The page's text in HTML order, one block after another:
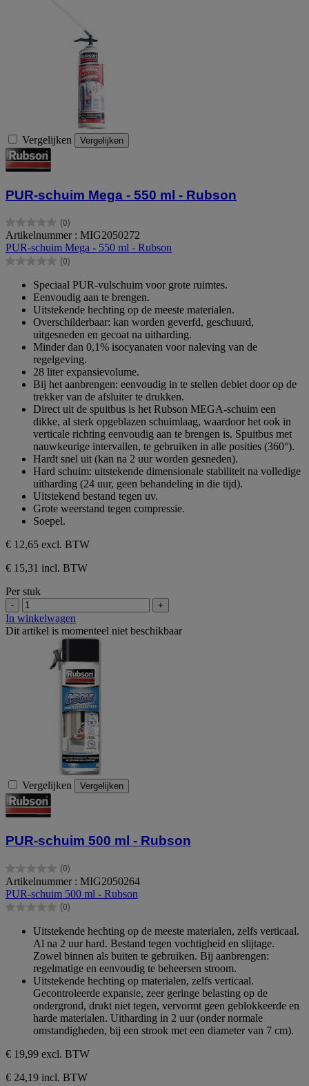
Vergelijken Vergelijken
PUR-schuim Mega - 550 ml - Rubson
(0)
0.0
van
de
5
Artikelnummer : MIG2050272
PUR-schuim Mega - 550 ml - Rubson
(0)
0.0
sterren.
Speciaal PUR-vulschuim voor grote ruimtes.
Eenvoudig aan te brengen.
Uitstekende hechting op de meeste materialen.
Overschilderbaar: kan worden geverfd, geschuurd,
uitgesneden en gecoat na uitharding.
Minder dan 0,1% isocyanaten voor naleving van de
regelgeving.
28 liter expansievolume.
Bij het aanbrengen: eenvoudig in te stellen debiet door op de
trekker van de afsluiter te drukken.
Direct uit de spuitbus is het Rubson MEGA-schuim een
dikke, al sterk opgeblazen schuimlaag, waardoor het ook in
verticale richting eenvoudig aan te brengen is. Spuitbus met
nauwkeurige intervallen, te gebruiken in alle posities (360°).
Hardt snel uit (kan na 2 uur worden gesneden).
Hard schuim: uitstekende dimensionale stabiliteit na volledige
uitharding (24 uur, geen behandeling in die tijd).
Uitstekend bestand tegen uv.
Grote weerstand tegen compressie.
Soepel.
€ 12,65 excl. BTW
€ 15,31 incl. BTW
Per stuk
- +
In winkelwagen
Dit artikel is momenteel niet beschikbaar
Vergelijken Vergelijken
PUR-schuim 500 ml - Rubson
(0)
0.0
van
de
5
Artikelnummer : MIG2050264
PUR-schuim 500 ml - Rubson
(0)
0.0
sterren.
Uitstekende hechting op de meeste materialen, zelfs verticaal.
Al na 2 uur hard. Bestand tegen vochtigheid en slijtage.
Zowel binnen als buiten te gebruiken. Bij aanbrengen:
regelmatige en eenvoudig te beheersen stroom.
Uitstekende hechting op materialen, zelfs verticaal.
Gecontroleerde expansie, zeer geringe belasting op de
ondergrond, drukt niet tegen, vervormt geen geblokkeerde en
harde materialen. Uitharding in 2 uur (onder normale
omstandigheden, bij een strook met een diameter van 7 cm).
€ 19,99 excl. BTW
€ 24,19 incl. BTW